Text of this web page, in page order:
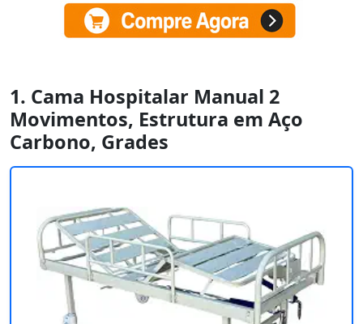
1. Cama Hospitalar Manual 2
Movimentos, Estrutura em Aço
Carbono, Grades